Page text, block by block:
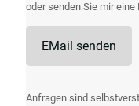
oder senden Sie mir eine
EMail senden
Anfragen sind